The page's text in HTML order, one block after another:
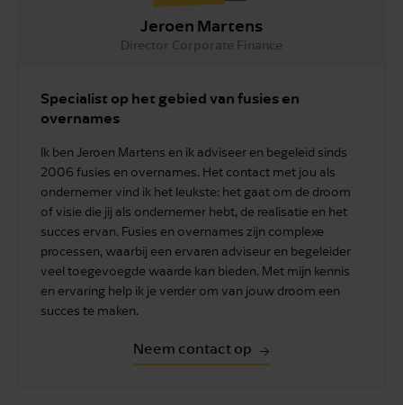
Jeroen Martens
Director Corporate Finance
Specialist op het gebied van fusies en
overnames
Ik ben Jeroen Martens en ik adviseer en begeleid sinds
2006 fusies en overnames. Het contact met jou als
ondernemer vind ik het leukste: het gaat om de droom
of visie die jij als ondernemer hebt, de realisatie en het
succes ervan. Fusies en overnames zijn complexe
processen, waarbij een ervaren adviseur en begeleider
veel toegevoegde waarde kan bieden. Met mijn kennis
en ervaring help ik je verder om van jouw droom een
succes te maken.
Neem contact op